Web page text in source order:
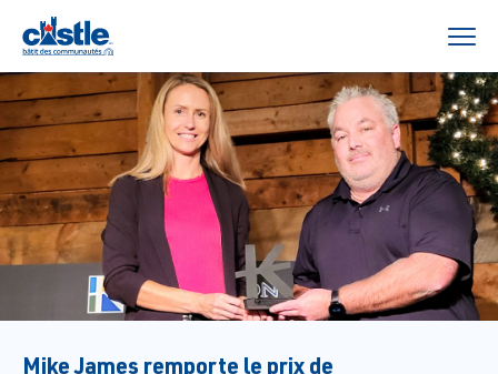
Mike James remporte le prix de